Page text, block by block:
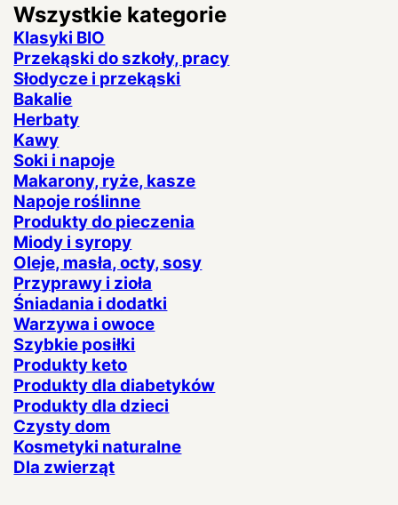
Wszystkie kategorie
Klasyki BIO
Przekąski do szkoły, pracy
Słodycze i przekąski
Bakalie
Herbaty
Kawy
Soki i napoje
Makarony, ryże, kasze
Napoje roślinne
Produkty do pieczenia
Miody i syropy
Oleje, masła, octy, sosy
Przyprawy i zioła
Śniadania i dodatki
Warzywa i owoce
Szybkie posiłki
Produkty keto
Produkty dla diabetyków
Produkty dla dzieci
Czysty dom
Kosmetyki naturalne
Dla zwierząt